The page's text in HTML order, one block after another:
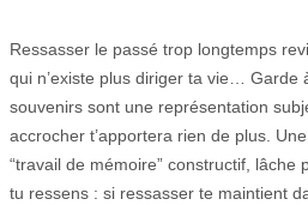
Ressasser le passé trop longtemps
qui n’existe plus diriger ta vie… Garde
souvenirs sont une représentation
accrocher t’apportera rien de plus.
“travail de mémoire” constructif, lâche
tu ressens : si ressasser te maintient